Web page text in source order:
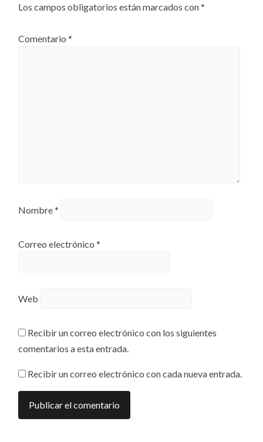
Los campos obligatorios están marcados con*
Comentario*
Nombre*
Correo electrónico*
Web
Recibir un correo electrónico con los siguientes
comentarios a esta entrada.
Recibir un correo electrónico con cada nueva entrada.